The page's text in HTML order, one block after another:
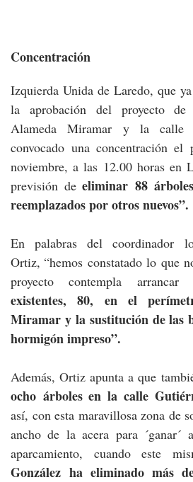
Concentración
Izquierda Unida de Laredo, que
la aprobación del proyecto
Alameda Miramar y la calle
convocado una concentración
noviembre, a las 12.00 horas en
previsión deeliminar 88
reemplazados por otros nuevos”.
En palabras del coordinador
Ortiz, “hemos constatado lo que
proyecto contempla
existentes, 80, en el
Miramar y la sustitución de las
hormigón impreso”.
Además, Ortiz apunta a que
ocho árboles en la calle
así, con esta maravillosa zona de
ancho de la acera para ´ganar´
aparcamiento, cuando este
González ha eliminado más